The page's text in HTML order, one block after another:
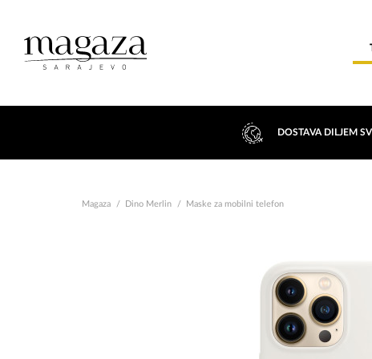
DOSTAVA DILJEM
Magaza Dino Merlin Maske za mobilni telefon